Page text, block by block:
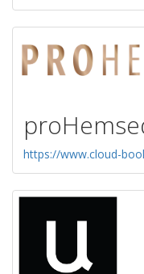
https://www.cloud-